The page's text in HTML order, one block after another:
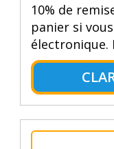
10% de
panier si
électronique.